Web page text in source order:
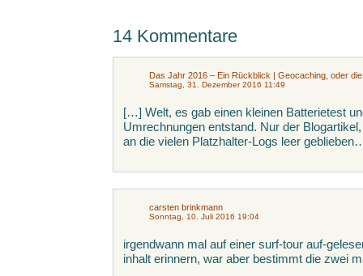
14 Kommentare
Das Jahr 2016 – Ein Rückblick | Geocaching, oder
Samstag, 31. Dezember 2016 11:49
[…] Welt, es gab einen kleinen Batterietest
Umrechnungen entstand. Nur der
an die vielen Platzhalter-Logs leer
carsten brinkmann
Sonntag, 10. Juli 2016 19:04
irgendwann mal auf einer surf-tour auf-
inhalt erinnern, war aber bestimmt die zwei